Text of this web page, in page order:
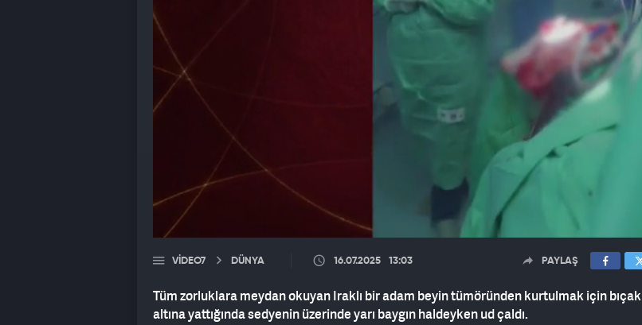
VIDEO7 DÜNYA 16.07.2025 13:03 PAYLAŞ
Tüm zorluklara meydan okuyan Iraklı bir adam beyin tümöründen kurtulmak için bıçak
altına yattığında sedyenin üzerinde yarı baygın haldeyken ud çaldı.